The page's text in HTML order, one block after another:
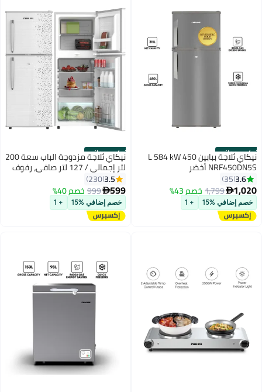
تركيب مجاني نيكاي ثلاجة ببابين 450 L 584 kW
NRF450DN5S أخضر
3.6
35
1,020
1,799خصم 43%
خصم إضافي %15 + 1
تركيب مجاني نيكاي ثلاجة مزدوجة الباب سعة 200
لتر إجمالي / 127 لتر صافي، رفوف
زجاجية قابلة للتعديل، إذابة ثلج
مريحة، تحكم في درجة الحرارة،
صامت، مثالية للمنزل والمكتب
والفنادق
3.5
230
599
999خصم 40%
خصم إضافي %15 + 1